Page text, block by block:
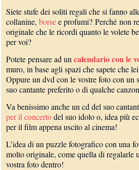
Siete stufe dei soliti regali che si fanno
collanine,borsee profumi? Perché non
originale che le ricordi quanto le volete
per voi?
Potete pensare ad uncalendario con le
muro, in base agli spazi che sapete che
Oppure un dvd con le vostre foto con un
suo cantante preferito o di qualche
Va benissimo anche un cd del suo
per il concertodel suo idolo o, idea più
per il film appena uscito al cinema!
L’idea di un puzzle fotografico con una
molto originale, come quella di regalarle
vostra foto dentro!